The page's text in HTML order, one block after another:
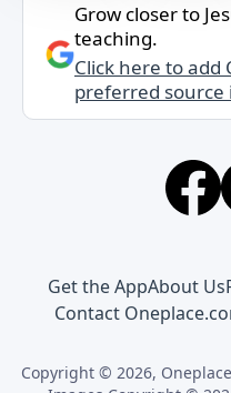
Grow closer to
teaching.
Click here to add
preferred source
Get the AppAbout Us
Contact
Copyright © 2026,